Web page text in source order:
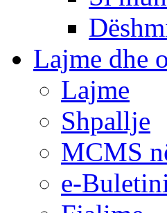
Lajme dhe
Lajme
Shpallje
MCMS
e-